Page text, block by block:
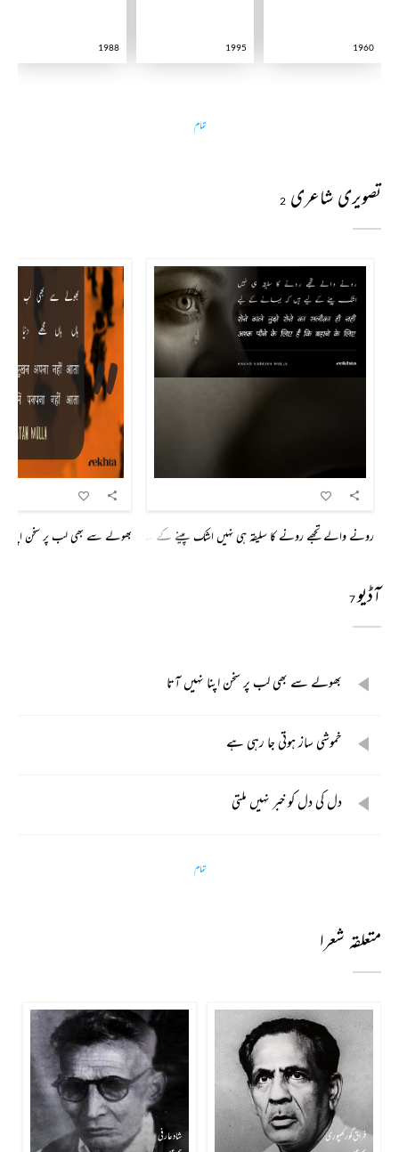
1960
1995
1988
تمام
تصویری شاعری 2
رونے والے تجھے رونے کا سلیقہ ہی نہیں اشک پینے کے لیے ہیں کہ بہانے کے لیے
بھولے سے بھی لب پر سخن اپنا
آڈیو7
بھولے سے بھی لب پر سخن اپنا نہیں آتا
خموشی ساز ہوتی جا رہی ہے
دل کی دل کو خبر نہیں ملتی
تمام
متعلقہ شعرا
فراق گورکھپوری شاد عارفی